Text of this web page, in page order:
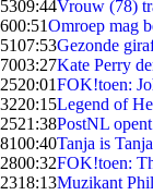
5309:44Vrouw (78)
600:51Omroep mag
5107:53Gezonde
7003:27Kate Perry
2520:01FOK!toen:
3220:15Legend of
2521:38PostNL
8100:40Tanja is
2800:32FOK!toen:
2318:13Muzikant